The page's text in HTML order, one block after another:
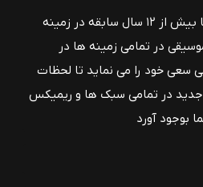
سایت و گروه میفا موزیک با بیش از ۱۲ سال سابقه در زمینه
در تمامی زمینه ها در
سعی خود را می نماید تا لحظات
جدید در تمامی سبک ها و ریمیکس
بوجود آورد